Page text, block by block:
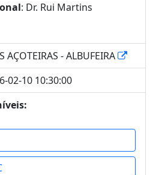
: Dr. Rui Martins
AÇOTEIRAS - ALBUFEIRA
02-10 10:30:00